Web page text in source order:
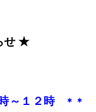
せ ★
～１２時＊＊